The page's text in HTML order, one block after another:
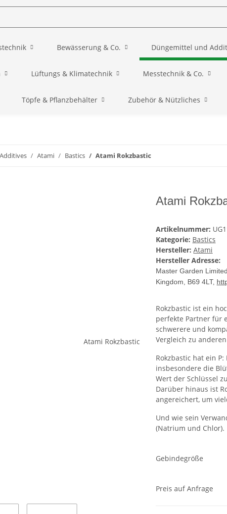
Bewässerung & Co. Düngemittel und
Lüftungs & Klimatechnik Messtechnik & Co.
Töpfe & Pflanzbehälter Zubehör & Nützliches
Atami Bastics Atami Rokzbastic
Atami
Artikelnummer:
Kategorie: Bastics
Hersteller: Atami
Hersteller Adresse:
Master Garden
Kingdom, B69 4LT,
Rokzbastic ist ein
perfekte Partner für
schwerere und
Vergleich zu
Rokzbastic hat ein
insbesondere die
Wert der Schlüssel
Darüber hinaus ist
angereichert, um
Und wie sein
(Natrium und Chlor).
Gebindegröße
Preis auf Anfrage